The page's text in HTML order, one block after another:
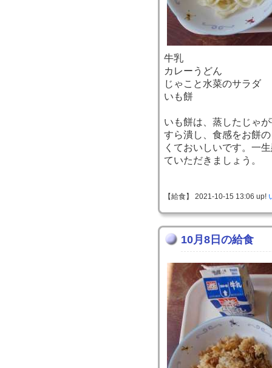
牛乳
カレーうどん
じゃこと水菜のサラダ
いも餅
いも餅は、蒸したじゃ
すら潰し、食感をお餅
くておいしいです。一
ていただきましょう。
【給食】 2021-10-15 13:06 up!
10月8日の給食